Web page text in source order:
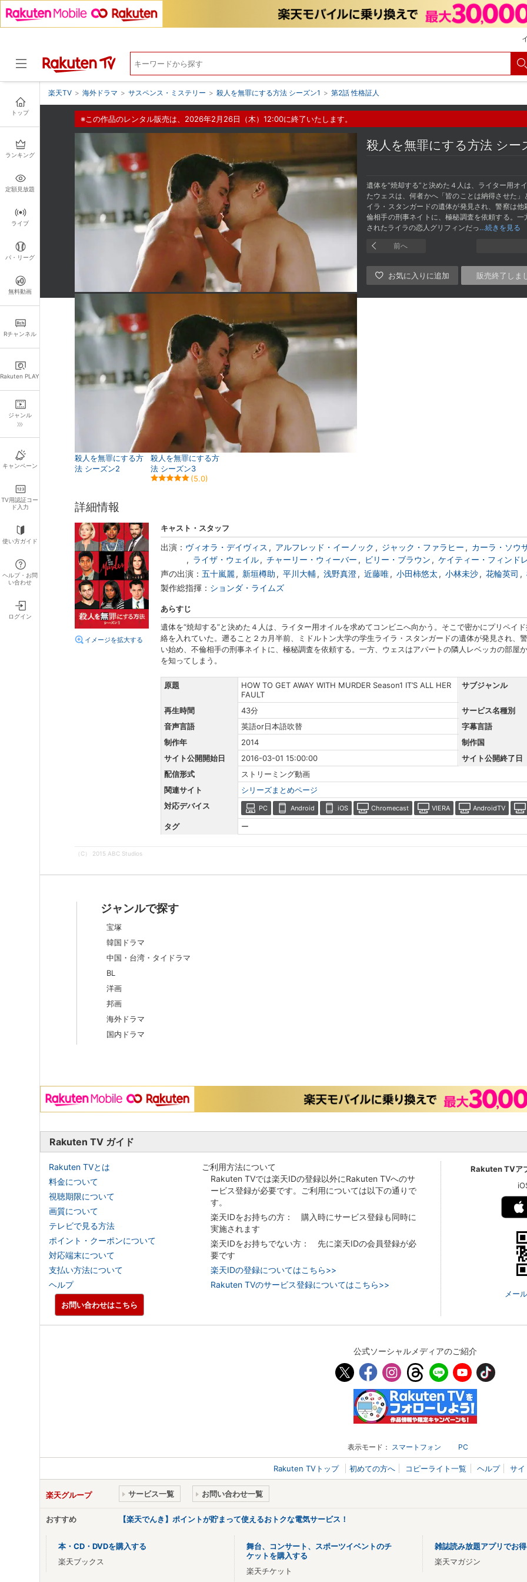
トップ
ランキング
定額見放題
ライブ
パ・リーグ
無料動画
Rチャンネル
Rakuten PLAY
ジャンル
キャンペーン
TV用認証コー
ド入力
使い方ガイド
ヘルプ・お問
い合わせ
ログイン
楽天TV > 海外ドラマ > サスペンス・ミステリー > 殺人を無罪にする方法 シーズン1 > 第2話 性格証人
※この作品のレンタル販売は、2026年2月26日（木）12:00に終了いたします。
殺人を無罪にする方法 シ
遺体を“焼却する”と決めた４人は、ライター用オ
たウェスは、何者かへ「皆のことは納得させた
イラ・スタンガードの遺体が発見され、警察は
倫相手の刑事ネイトに、極秘調査を依頼する。
されたライラの恋人グリフィンだっ…続きを見る
前へ
販売終了しま
関連作品
殺人を無罪にする方
法 シーズン2
殺人を無罪にする方
法 シーズン3
(5.0)
詳細情報
イメージを拡大する
キャスト・スタッフ
出演： ヴィオラ・デイヴィス アルフレッド・イーノック ジャック・ファラヒー カーラ・ソウ
ライザ・ウェイル
チャーリー・ウィーバー ビリー・ブラウン
ケイティー・フィンド
声の出演： 五十嵐麗 新垣樽助 平川大輔 浅野真澄 近藤唯 小田柿悠太 小林未沙 花輪英司
製作総指揮： ションダ・ライムズ
あらすじ
遺体を“焼却する”と決めた４人は、ライター用オイルを求めてコンビニへ向かう。そこで密かにプリペイ
絡を入れていた。遡ること２カ月半前、ミドルトン大学の学生ライラ・スタンガードの遺体が発見され、
い始め、不倫相手の刑事ネイトに、極秘調査を依頼する。一方、ウェスはアパートの隣人レベッカの部屋
を知ってしまう。
原題
HOW TO GET AWAY WITH MURDER Season1 IT’S ALL HER
FAULT
サブジャンル
再生時間 43分 サービス名種別
音声言語
英語or日本語吹替 字幕言語
制作年
2014 制作国
サイト公開開始日
2016-03-01 15:00:00 サイト公開終了日
配信形式
ストリーミング動画
関連サイト
シリーズまとめページ
対応デバイス
PC Android iOS Chromecast VIERA AndroidTV
タグ ー
（C） 2015 ABC Studios
ジャンルで探す
宝塚
韓国ドラマ
中国・台湾・タイドラマ
BL
洋画
邦画
海外ドラマ
国内ドラマ
Rakuten TV ガイド
Rakuten TVとは
料金について
視聴期限について
画質について
テレビで見る方法
ポイント・クーポンについて
対応端末について
支払い方法について
ヘルプ
ご利用方法について
Rakuten TVでは楽天IDの登録以外にRakuten TVへのサ
ービス登録が必要です。ご利用については以下の通りで
す。
楽天IDをお持ちの方： 購入時にサービス登録も同時に
実施されます
楽天IDをお持ちでない方： 先に楽天IDの会員登録が必
要です
楽天IDの登録についてはこちら>>
Rakuten TVのサービス登録についてはこちら>>
Rakuten TVア
メー
お問い合わせはこちら
公式ソーシャルメディアのご紹介
表示モード： スマートフォン PC
Rakuten TVトップ 初めての方へ コピーライト一覧 ヘルプ サイ
楽天グループ サービス一覧 お問い合わせ一覧
おすすめ 【楽天でんき】ポイントが貯まって使えるおトクな電気サービス！
本・CD・DVDを購入する
楽天ブックス
舞台、コンサート、スポーツイベントのチ
ケットを購入する
楽天チケット
雑誌読み放題アプリでお
楽天マガジン